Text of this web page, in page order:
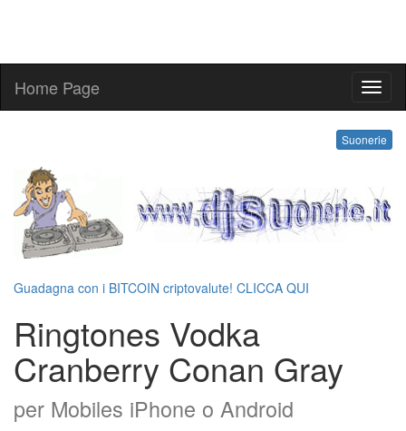
Home Page
Suonerie
Guadagna con i BITCOIN criptovalute! CLICCA QUI
Ringtones Vodka
Cranberry Conan Gray
per Mobiles iPhone o Android